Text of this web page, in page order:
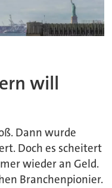
will
Dann wurde
Doch es scheitert
wieder an Geld.
Branchenpionier.